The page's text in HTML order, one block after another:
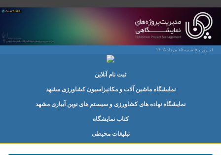
امـروز پنج شنبه ۱۵ مرداد ۱۴۰۵
ثبت نام آنلاین
نمایشگاه ماشین آلات و مکانیزاسیون کشاورزی مشهد
نمایشگاه نهاده های کشاورزی و سیستم های نوین آبیاری مشهد
کتاب نمایشگاه
تبلیغات محیطی